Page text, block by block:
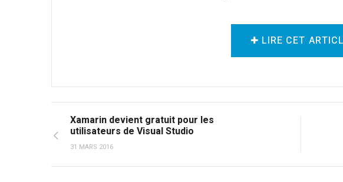
✚ LIRE CET
Xamarin devient gratuit pour les
utilisateurs de Visual Studio
31 MARS 2016